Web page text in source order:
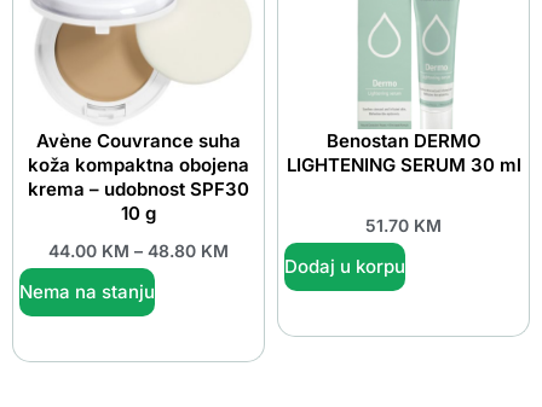
Avène Couvrance suha
koža kompaktna obojena
krema – udobnost SPF30
10 g
44.00 KM – 48.80 KM
Nema na stanju
Benostan DERMO
LIGHTENING SERUM 30 ml
51.70 KM
Dodaj u korpu